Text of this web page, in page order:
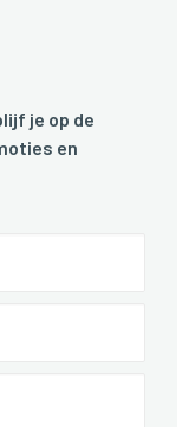
je op de
en